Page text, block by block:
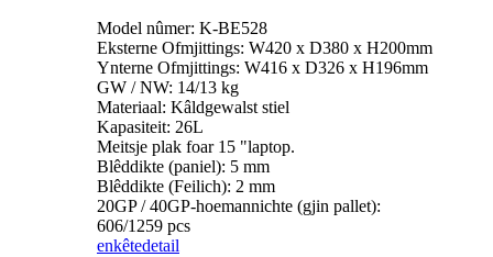
Model nûmer: K-BE528
Eksterne Ofmjittings: W420 x D380 x H200mm
Ynterne Ofmjittings: W416 x D326 x H196mm
GW / NW: 14/13 kg
Materiaal: Kâldgewalst stiel
Kapasiteit: 26L
Meitsje plak foar 15 "laptop.
Blêddikte (paniel): 5 mm
Blêddikte (Feilich): 2 mm
20GP / 40GP-hoemannichte (gjin pallet):
606/1259 pcs
enkêtedetail